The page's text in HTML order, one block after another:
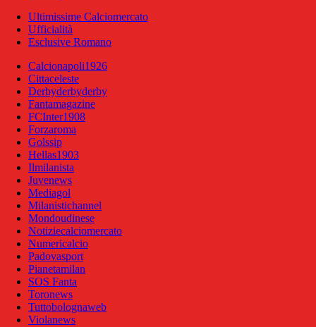
Ultimissime Calciomercato
Ufficialità
Esclusive Romano
Calcionapoli1926
Cittaceleste
Derbyderbyderby
Fantamagazine
FCInter1908
Forzaroma
Golssip
Hellas1903
Ilmilanista
Juvenews
Mediagol
Milanistichannel
Mondoudinese
Notiziecalciomercato
Numericalcio
Padovasport
Pianetamilan
SOS Fanta
Toronews
Tuttobolognaweb
Violanews